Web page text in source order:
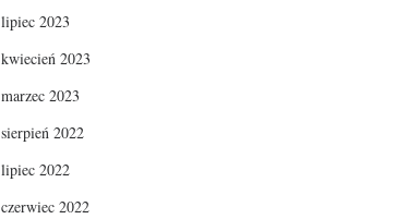
lipiec 2023
kwiecień 2023
marzec 2023
sierpień 2022
lipiec 2022
czerwiec 2022